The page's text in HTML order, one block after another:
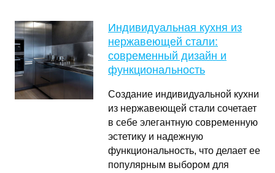
Индивидуальная кухня из
нержавеющей стали:
современный дизайн и
функциональность
Создание индивидуальной кухни
из нержавеющей стали сочетает
в себе элегантную современную
эстетику и надежную
функциональность, что делает ее
популярным выбором для